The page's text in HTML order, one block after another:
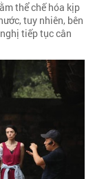
thể chế hóa kịp
tuy nhiên, bên
tiếp tục cân